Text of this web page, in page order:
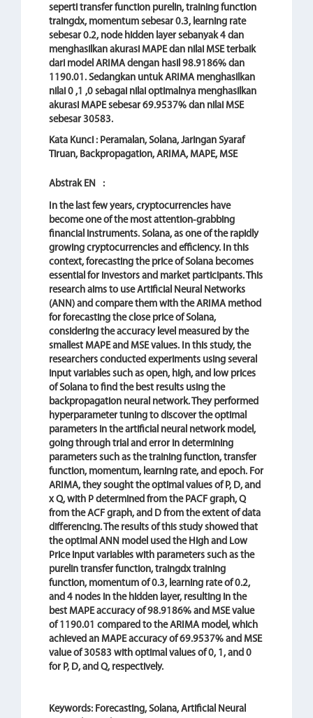
seperti transfer function purelin, training function
traingdx, momentum sebesar 0.3, learning rate
sebesar 0.2, node hidden layer sebanyak 4 dan
menghasilkan akurasi MAPE dan nilai MSE terbaik
dari model ARIMA dengan hasil 98.9186% dan
1190.01. Sedangkan untuk ARIMA menghasilkan
nilai 0 ,1 ,0 sebagai nilai optimalnya menghasilkan
akurasi MAPE sebesar 69.9537% dan nilai MSE
sebesar 30583.
Kata Kunci : Peramalan, Solana, Jaringan Syaraf
Tiruan, Backpropagation, ARIMA, MAPE, MSE
Abstrak EN :
In the last few years, cryptocurrencies have
become one of the most attention-grabbing
financial instruments. Solana, as one of the rapidly
growing cryptocurrencies and efficiency. In this
context, forecasting the price of Solana becomes
essential for investors and market participants. This
research aims to use Artificial Neural Networks
(ANN) and compare them with the ARIMA method
for forecasting the close price of Solana,
considering the accuracy level measured by the
smallest MAPE and MSE values. In this study, the
researchers conducted experiments using several
input variables such as open, high, and low prices
of Solana to find the best results using the
backpropagation neural network. They performed
hyperparameter tuning to discover the optimal
parameters in the artificial neural network model,
going through trial and error in determining
parameters such as the training function, transfer
function, momentum, learning rate, and epoch. For
ARIMA, they sought the optimal values of P, D, and
x Q, with P determined from the PACF graph, Q
from the ACF graph, and D from the extent of data
differencing. The results of this study showed that
the optimal ANN model used the High and Low
Price input variables with parameters such as the
purelin transfer function, traingdx training
function, momentum of 0.3, learning rate of 0.2,
and 4 nodes in the hidden layer, resulting in the
best MAPE accuracy of 98.9186% and MSE value
of 1190.01 compared to the ARIMA model, which
achieved an MAPE accuracy of 69.9537% and MSE
value of 30583 with optimal values of 0, 1, and 0
for P, D, and Q, respectively.
Keywords: Forecasting, Solana, Artificial Neural